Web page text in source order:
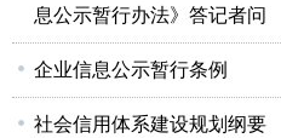
息公示暂行办法》答记者问
企业信息公示暂行条例
社会信用体系建设规划纲要